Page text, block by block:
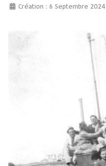
Création : 6 Septembre 2024